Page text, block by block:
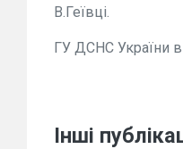
В.Геївці.
ГУ ДСНС України в
Інші